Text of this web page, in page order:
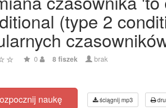
(type 2
0 8 fiszek brak
naukę ściągnij mp3